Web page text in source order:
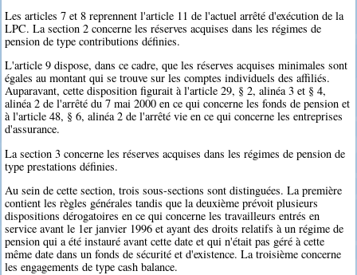
Les articles 7 et 8 reprennent l'article 11 de l'actuel arrêté d'exécution de la
LPC. La section 2 concerne les réserves acquises dans les régimes de
pension de type contributions définies.
L'article 9 dispose, dans ce cadre, que les réserves acquises minimales sont
égales au montant qui se trouve sur les comptes individuels des affiliés.
Auparavant, cette disposition figurait à l'article 29, § 2, alinéa 3 et § 4,
alinéa 2 de l'arrêté du 7 mai 2000 en ce qui concerne les fonds de pension et
à l'article 48, § 6, alinéa 2 de l'arrêté vie en ce qui concerne les entreprises
d'assurance.
La section 3 concerne les réserves acquises dans les régimes de pension de
type prestations définies.
Au sein de cette section, trois sous-sections sont distinguées. La première
contient les règles générales tandis que la deuxième prévoit plusieurs
dispositions dérogatoires en ce qui concerne les travailleurs entrés en
service avant le 1er janvier 1996 et ayant des droits relatifs à un régime de
pension qui a été instauré avant cette date et qui n'était pas géré à cette
même date dans un fonds de sécurité et d'existence. La troisième concerne
les engagements de type cash balance.